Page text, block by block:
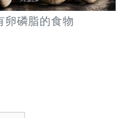
磷脂的食物